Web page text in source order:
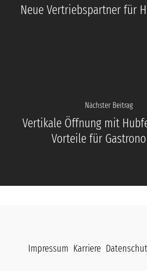
Neue Vertriebspartner für
Nächster Beitrag
Vertikale Öffnung mit
Vorteile für
Impressum Karriere